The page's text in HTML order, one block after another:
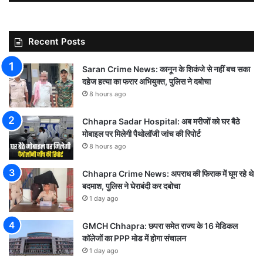
Recent Posts
Saran Crime News: कानून के शिकंजे से नहीं बच सका
दहेज हत्या का फरार अभियुक्त, पुलिस ने दबोचा
8 hours ago
Chhapra Sadar Hospital: अब मरीजों को घर बैठे
मोबाइल पर मिलेगी पैथोलॉजी जांच की रिपोर्ट
8 hours ago
Chhapra Crime News: अपराध की फिराक में घूम रहे थे
बदमाश, पुलिस ने घेराबंदी कर दबोचा
1 day ago
GMCH Chhapra: छपरा समेत राज्य के 16 मेडिकल
कॉलेजों का PPP मोड में होगा संचालन
1 day ago